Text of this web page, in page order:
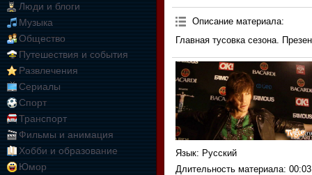
Люди и блоги
Музыка
Общество
Путешествия и события
Развлечения
Сериалы
Спорт
Транспорт
Фильмы и анимация
Хобби и образование
Юмор
Описание материала:
Главная тусовка сезона.
Язык: Русский
Длительность материала: